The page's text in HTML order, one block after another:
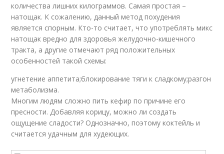
количества лишних килограммов. Самая простая –
натощак. К сожалению, данный метод похудения
является спорным. Кто-то считает, что употреблять микс
натощак вредно для здоровья желудочно-кишечного
тракта, а другие отмечают ряд положительных
особенностей такой схемы:
угнетение аппетита;блокирование тяги к сладкому;разгон
метаболизма.
Многим людям сложно пить кефир по причине его
пресности. Добавляя корицу, можно ли создать
ощущение сладости? Однозначно, поэтому коктейль и
считается удачным для худеющих.